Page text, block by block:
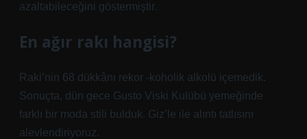
azaltabileceğini göstermiştir.
En ağır rakı hangisi?
Raki’nin 68 dükkânı rekor -koholik alkolü içemedik.
Sonuçta, dün gece Gusto Viski Kulübü yemeğinde
farklı bir moda stili bulduk. Giz’le ile alıntı tatlısını
alevlendiriyoruz.